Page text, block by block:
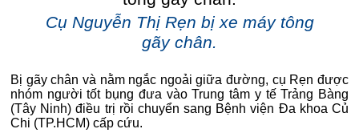
Cụ Nguyễn Thị Rẹn bị xe máy tông
gãy chân.
Bị gãy chân và nằm ngắc ngoải giữa đường, cụ Rẹn được
nhóm người tốt bụng đưa vào Trung tâm y tế Trảng Bàng
(Tây Ninh) điều trị rồi chuyển sang Bệnh viện Đa khoa Củ
Chi (TP.HCM) cấp cứu.